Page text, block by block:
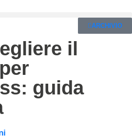
ARCHIVIO
il
guida